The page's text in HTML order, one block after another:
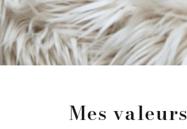
Mes valeurs